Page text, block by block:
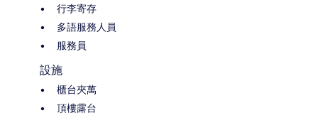
行李寄存
多語服務人員
服務員
設施
櫃台夾萬
頂樓露台